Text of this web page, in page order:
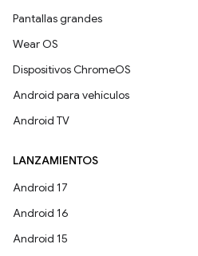
Pantallas grandes
Wear OS
Dispositivos ChromeOS
Android para vehículos
Android TV
LANZAMIENTOS
Android 17
Android 16
Android 15